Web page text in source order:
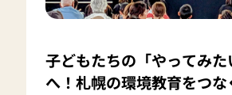
子どもたちの「やってみ
へ！札幌の環境教育をつ